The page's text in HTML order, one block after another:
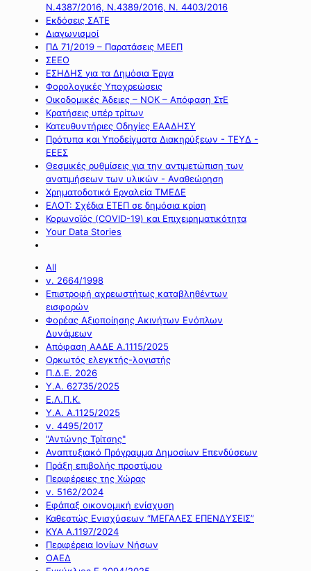
Ν.4387/2016, Ν.4389/2016, Ν. 4403/2016
Εκδόσεις ΣΑΤΕ
Διαγωνισμοί
ΠΔ 71/2019 – Παρατάσεις ΜΕΕΠ
ΣΕΕΟ
ΕΣΗΔΗΣ για τα Δημόσια Έργα
Φορολογικές Υποχρεώσεις
Οικοδομικές Άδειες – ΝΟΚ – Απόφαση ΣτΕ
Κρατήσεις υπέρ τρίτων
Κατευθυντήριες Οδηγίες ΕΑΑΔΗΣΥ
Πρότυπα και Υποδείγματα Διακηρύξεων - ΤΕΥΔ -
ΕΕΕΣ
Θεσμικές ρυθμίσεις για την αντιμετώπιση των
ανατιμήσεων των υλικών - Αναθεώρηση
Χρηματοδοτικά Εργαλεία ΤΜΕΔΕ
ΕΛΟΤ: Σχέδια ΕΤΕΠ σε δημόσια κρίση
Κορωνοϊός (COVID-19) και Επιχειρηματικότητα
Your Data Stories
All
ν. 2664/1998
Επιστροφή αχρεωστήτως καταβληθέντων
εισφορών
Φορέας Αξιοποίησης Ακινήτων Ενόπλων
Δυνάμεων
Απόφαση ΑΑΔΕ Α.1115/2025
Ορκωτός ελεγκτής-λογιστής
Π.Δ.Ε. 2026
Υ.Α. 62735/2025
Ε.Λ.Π.Κ.
Υ.Α. Α.1125/2025
ν. 4495/2017
"Αντώνης Τρίτσης"
Αναπτυξιακό Πρόγραμμα Δημοσίων Επενδύσεων
Πράξη επιβολής προστίμου
Περιφέρειες της Χώρας
ν. 5162/2024
Εφάπαξ οικονομική ενίσχυση
Καθεστώς Ενισχύσεων “ΜΕΓΑΛΕΣ ΕΠΕΝΔΥΣΕΙΣ”
ΚΥΑ Α.1197/2024
Περιφέρεια Ιονίων Νήσων
ΟΑΕΔ